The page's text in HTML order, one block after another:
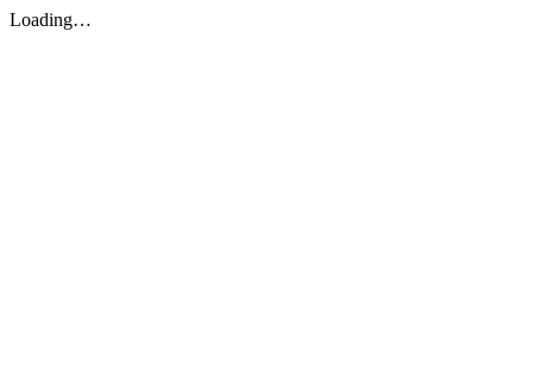
Loading…